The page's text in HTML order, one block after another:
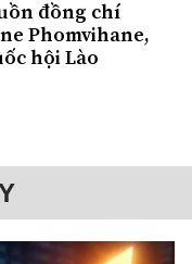
đồng chí
Phomvihane,
hội Lào